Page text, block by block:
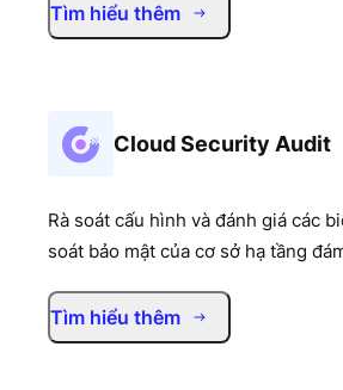
Tìm hiểu thêm
Cloud Security Audit
Rà soát cấu hình và đánh giá các
soát bảo mật của cơ sở hạ tầng
Tìm hiểu thêm